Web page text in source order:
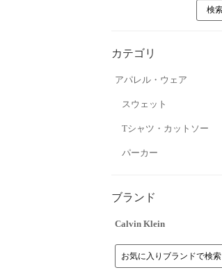
カテゴリ
アパレル・ウェア
スウェット
Tシャツ・カットソー
パーカー
ブランド
Calvin Klein
お気に入りブランドで検索